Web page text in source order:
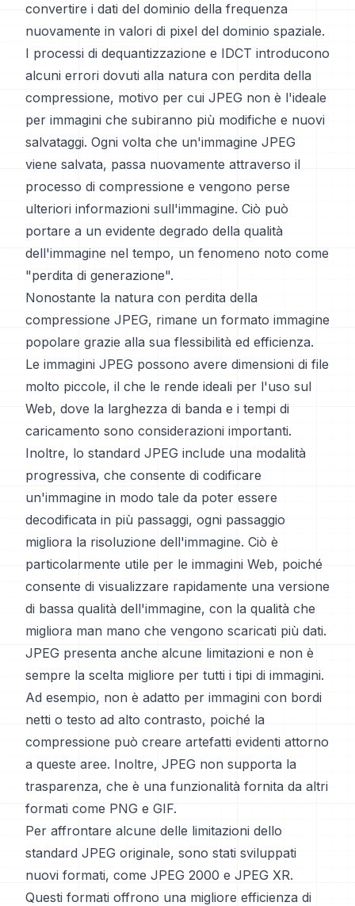
convertire i dati del dominio della frequenza
nuovamente in valori di pixel del dominio spaziale.
I processi di dequantizzazione e IDCT introducono
alcuni errori dovuti alla natura con perdita della
compressione, motivo per cui JPEG non è l'ideale
per immagini che subiranno più modifiche e nuovi
salvataggi. Ogni volta che un'immagine JPEG
viene salvata, passa nuovamente attraverso il
processo di compressione e vengono perse
ulteriori informazioni sull'immagine. Ciò può
portare a un evidente degrado della qualità
dell'immagine nel tempo, un fenomeno noto come
"perdita di generazione".
Nonostante la natura con perdita della
compressione JPEG, rimane un formato immagine
popolare grazie alla sua flessibilità ed efficienza.
Le immagini JPEG possono avere dimensioni di file
molto piccole, il che le rende ideali per l'uso sul
Web, dove la larghezza di banda e i tempi di
caricamento sono considerazioni importanti.
Inoltre, lo standard JPEG include una modalità
progressiva, che consente di codificare
un'immagine in modo tale da poter essere
decodificata in più passaggi, ogni passaggio
migliora la risoluzione dell'immagine. Ciò è
particolarmente utile per le immagini Web, poiché
consente di visualizzare rapidamente una versione
di bassa qualità dell'immagine, con la qualità che
migliora man mano che vengono scaricati più dati.
JPEG presenta anche alcune limitazioni e non è
sempre la scelta migliore per tutti i tipi di immagini.
Ad esempio, non è adatto per immagini con bordi
netti o testo ad alto contrasto, poiché la
compressione può creare artefatti evidenti attorno
a queste aree. Inoltre, JPEG non supporta la
trasparenza, che è una funzionalità fornita da altri
formati come PNG e GIF.
Per affrontare alcune delle limitazioni dello
standard JPEG originale, sono stati sviluppati
nuovi formati, come JPEG 2000 e JPEG XR.
Questi formati offrono una migliore efficienza di